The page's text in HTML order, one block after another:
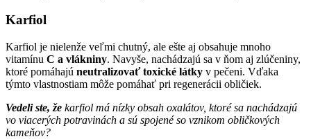
Karfiol
Karfiol je nielenže veľmi chutný, ale ešte aj obsahuje mnoho
vitamínu C a vlákniny. Navyše, nachádzajú sa v ňom aj zlúčeniny,
ktoré pomáhajú neutralizovať toxické látky v pečeni. Vďaka
týmto vlastnostiam môže pomáhať pri regenerácii obličiek.
Vedeli ste, že karfiol má nízky obsah oxalátov, ktoré sa nachádzajú
vo viacerých potravinách a sú spojené so vznikom obličkových
kameňov?